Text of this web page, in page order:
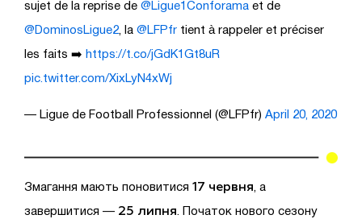
sujet de la reprise de @Ligue1Conforama et de
@DominosLigue2 , la @LFPfr tient à rappeler et préciser
les faits ➡️ https://t.co/jGdK1Gt8uR
pic.twitter.com/XixLyN4xWj
— Ligue de Football Professionnel (@LFPfr) April 20, 2020
Змагання мають поновитися 17 червня , а
завершитися — 25 липня . Початок нового сезону